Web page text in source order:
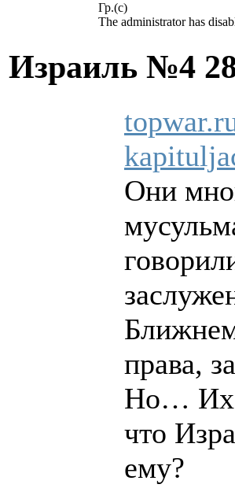
Гр.(с)
The administrator has
Израиль №4
Они
права,
Но… Их
что
ему?